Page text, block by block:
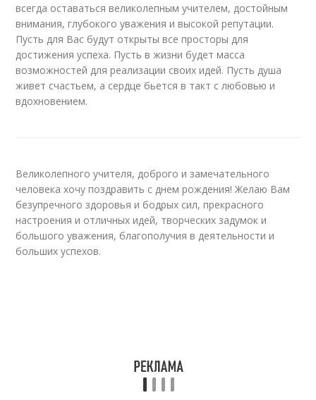
всегда оставаться великолепным учителем, достойным
внимания, глубокого уважения и высокой репутации.
Пусть для Вас будут открыты все просторы для
достижения успеха. Пусть в жизни будет масса
возможностей для реализации своих идей. Пусть душа
живет счастьем, а сердце бьется в такт с любовью и
вдохновением.
Великолепного учителя, доброго и замечательного
человека хочу поздравить с днем рождения! Желаю Вам
безупречного здоровья и бодрых сил, прекрасного
настроения и отличных идей, творческих задумок и
большого уважения, благополучия в деятельности и
больших успехов.